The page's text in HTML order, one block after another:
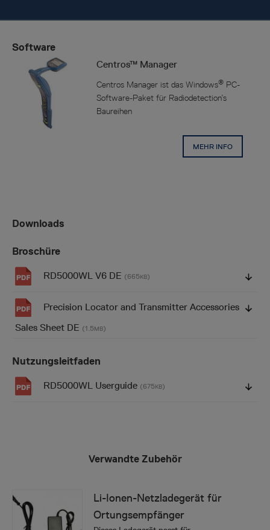
Software
Centros™ Manager
Centros Manager ist das Windows® PC-
Software-Paket für Radiodetection’s
Baureihen
MEHR INFO
Downloads
Broschüre
RD5000WL V6 DE (665KB)
Precision Locator and Transmitter Accessories
Sales Sheet DE (1.5MB)
Nutzungsleitfaden
RD5000WL Userguide (675KB)
Verwandte Zubehör
Li-Ionen-Netzladegerät für
Ortungsempfänger